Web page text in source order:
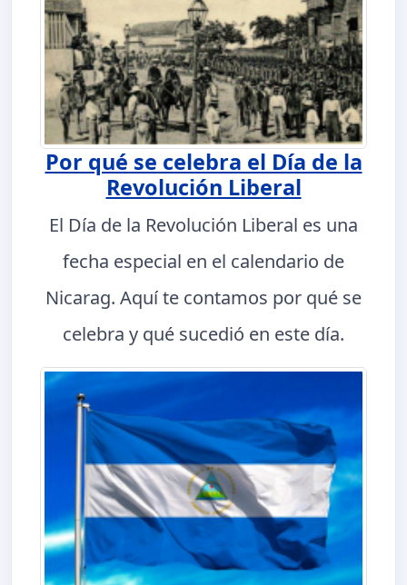
Por qué se celebra el Día de la
Revolución Liberal
El Día de la Revolución Liberal es una
fecha especial en el calendario de
Nicarag. Aquí te contamos por qué se
celebra y qué sucedió en este día.